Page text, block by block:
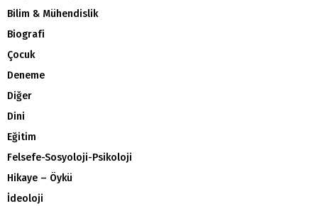
Bilim & Mühendislik
Biografi
Çocuk
Deneme
Diğer
Dini
Eğitim
Felsefe-Sosyoloji-Psikoloji
Hikaye – Öykü
İdeoloji